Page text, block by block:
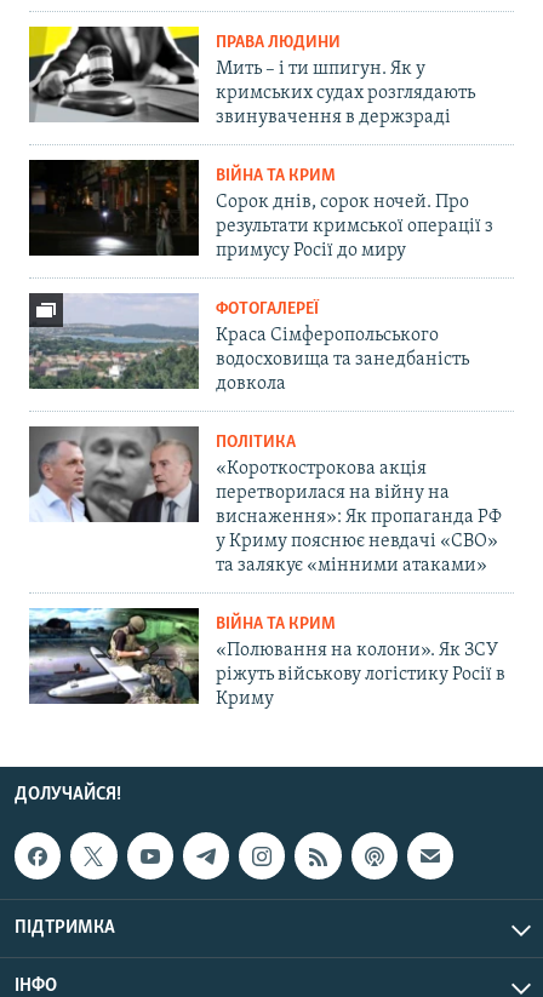
ПРАВА ЛЮДИНИ
Мить – і ти шпигун. Як у
кримських судах розглядають
звинувачення в держзраді
ВІЙНА ТА КРИМ
Сорок днів, сорок ночей. Про
результати кримської операції з
примусу Росії до миру
ФОТОГАЛЕРЕЇ
Краса Сімферопольського
водосховища та занедбаність
довкола
ПОЛІТИКА
«Короткострокова акція
перетворилася на війну на
виснаження»: Як пропаганда РФ
у Криму пояснює невдачі «СВО»
та залякує «мінними атаками»
ВІЙНА ТА КРИМ
«Полювання на колони». Як ЗСУ
ріжуть військову логістику Росії в
Криму
ДОЛУЧАЙСЯ!
ПІДТРИМКА
ІНФО